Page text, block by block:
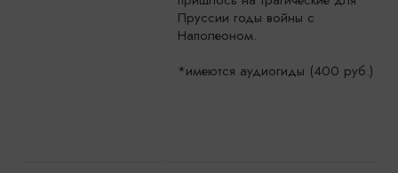
Пруссии годы войны с
Наполеоном.
*имеются аудиогиды (400 руб.)